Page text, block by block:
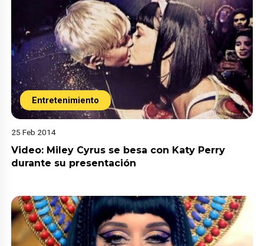
Entretenimiento
25 Feb 2014
Video: Miley Cyrus se besa con Katy Perry
durante su presentación